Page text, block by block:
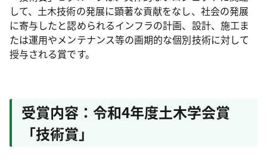
して、土木技術の発展に顕著な貢献をなし、社会の発展
に寄与したと認められるインフラの計画、設計、施工ま
たは運用やメンテナンス等の画期的な個別技術に対して
授与される賞です。
受賞内容：令和4年度土木学会賞
「技術賞」